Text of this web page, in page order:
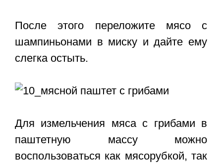
После этого переложите мясо с
шампиньонами в миску и дайте ему
слегка остыть.
Для измельчения мяса с грибами в
паштетную массу можно
воспользоваться как мясорубкой, так